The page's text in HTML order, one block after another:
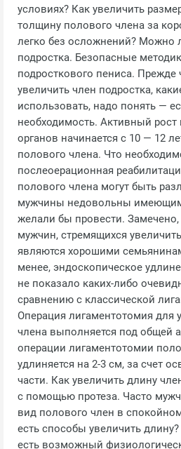
условиях? Как увеличить
толщину полового члена за
легко без осложнений? Можно
подростка. Безопасные
подросткового пениса. Прежде
увеличить член подростка,
использовать, надо понять —
необходимость. Активный
органов начинается с 10 — 12
полового члена. Что
послеоерационная
полового члена могут быть
мужчины недовольны
желали бы провести.
мужчин, стремящихся
являются хорошими
менее, эндоскопическое
не показало каких-либо
сравнению с классической
Операция лигаментотомия для
члена выполняется под общей
операции лигаментотомии
удлиняется на 2-3 см, за счет
части. Как увеличить длину
с помощью протеза. Часто
вид полового член в
есть способы увеличить
есть возможный